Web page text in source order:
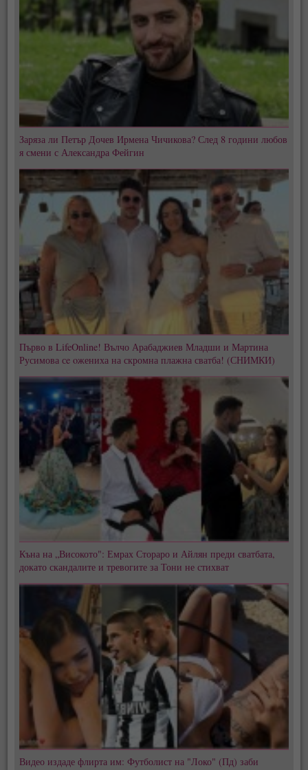
Заряза ли Петър Дочев Ирмена Чичикова? След 8 години любов
я смени с Александра Фейгин
Първо в LifeOnline! Вълчо Арабаджиев Младши и Мартина
Русимова сe oжениха на скромна плажна сватба! (СНИМКИ)
Къна на „Високото": Емрах Стораро и Айлян преди сватбата,
докато скандалите и тревогите за Тони не стихват
Видео издаде флирта им: Футболист на "Локо" (Пд) заби